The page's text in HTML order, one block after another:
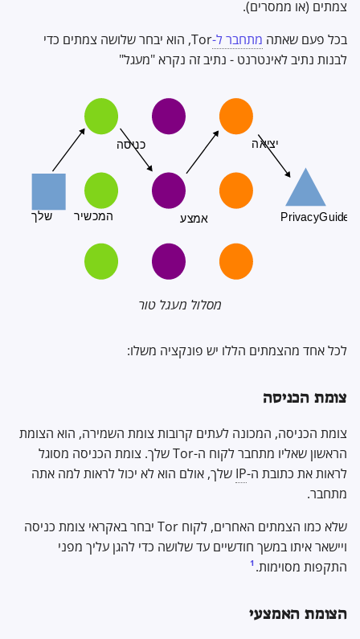
צמתים (או ממסרים).
בכל פעם שאתה מתחבר ל-
Tor, הוא יבחר שלושה צמתים כדי
לבנות נתיב לאינטרנט - נתיב זה נקרא "מעגל"
מסלול מעגל טור
לכל אחד מהצמתים הללו יש פונקציה משלו:
צומת הכניסה
צומת הכניסה, המכונה לעתים קרובות צומת השמירה, הוא הצומת
הראשון שאליו מתחבר לקוח ה-Tor שלך. צומת הכניסה מסוגל
לראות את כתובת ה-IP שלך, אולם הוא לא יכול לראות למה אתה
מתחבר.
שלא כמו הצמתים האחרים, לקוח Tor יבחר באקראי צומת כניסה
ויישאר איתו במשך חודשיים עד שלושה כדי להגן עליך מפני
התקפות מסוימות. 1
הצומת האמצעי